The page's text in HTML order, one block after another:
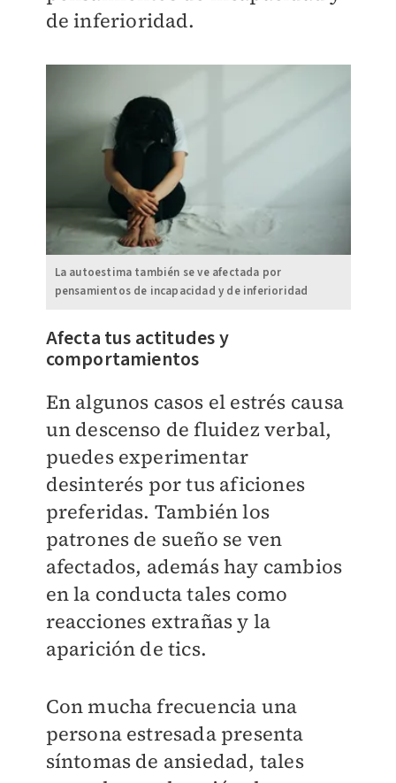
de inferioridad.
La autoestima también se ve afectada por
pensamientos de incapacidad y de inferioridad
Afecta tus actitudes y
comportamientos
En algunos casos el estrés causa
un descenso de fluidez verbal,
puedes experimentar
desinterés por tus aficiones
preferidas. También los
patrones de sueño se ven
afectados, además hay cambios
en la conducta tales como
reacciones extrañas y la
aparición de tics.
Con mucha frecuencia una
persona estresada presenta
síntomas de ansiedad, tales